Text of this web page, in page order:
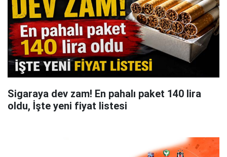
Sigaraya dev zam! En pahalı paket 140 lira
oldu, İşte yeni fiyat listesi